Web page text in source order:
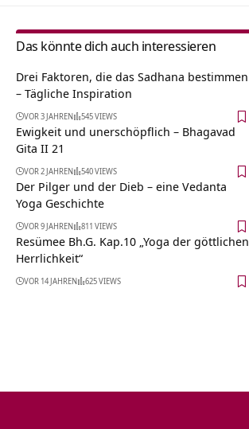
Das könnte dich auch interessieren
Drei Faktoren, die das Sadhana bestimmen
– Tägliche Inspiration
VOR 3 JAHREN 545 VIEWS
Ewigkeit und unerschöpflich – Bhagavad
Gita II 21
VOR 2 JAHREN 540 VIEWS
Der Pilger und der Dieb – eine Vedanta
Yoga Geschichte
VOR 9 JAHREN 811 VIEWS
Resümee Bh.G. Kap.10 „Yoga der göttlichen
Herrlichkeit“
VOR 14 JAHREN 625 VIEWS